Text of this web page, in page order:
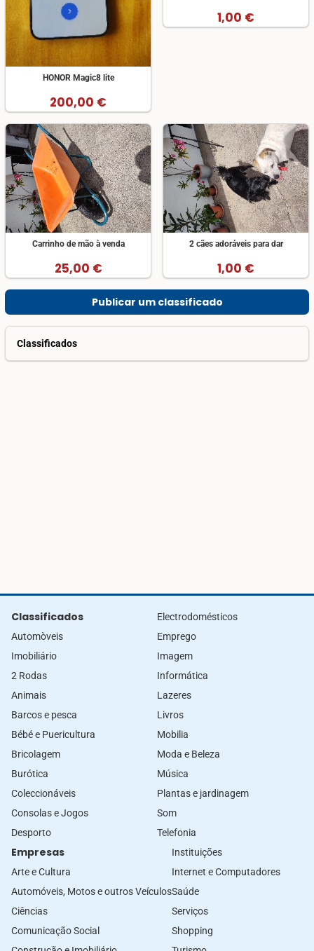
HONOR Magic8 lite
200,00 €
1,00 €
Carrinho de mão à venda
25,00 €
2 cães adoráveis para dar
1,00 €
Publicar um classificado
Classificados
Classificados
Automòveis
Imobiliário
2 Rodas
Animais
Barcos e pesca
Bébé e Puericultura
Bricolagem
Burótica
Coleccionáveis
Consolas e Jogos
Desporto
Electrodomésticos
Emprego
Imagem
Informática
Lazeres
Livros
Mobilia
Moda e Beleza
Música
Plantas e jardinagem
Som
Telefonia
Empresas
Arte e Cultura
Automóveis, Motos e outros Veículos
Ciências
Comunicação Social
Instituições
Internet e Computadores
Saúde
Serviços
Shopping